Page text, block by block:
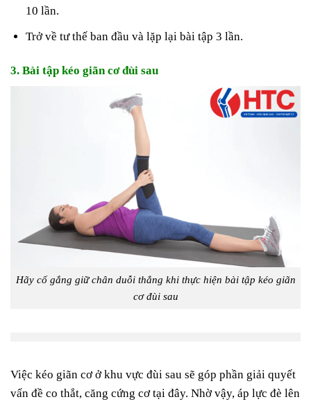
10 lần.
Trở về tư thế ban đầu và lặp lại bài tập 3 lần.
3. Bài tập kéo giãn cơ đùi sau
Hãy cố gắng giữ chân duỗi thẳng khi thực hiện bài tập kéo giãn
cơ đùi sau
Việc kéo giãn cơ ở khu vực đùi sau sẽ góp phần giải quyết
vấn đề co thắt, căng cứng cơ tại đây. Nhờ vậy, áp lực đè lên